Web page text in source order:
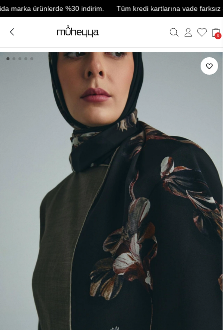
ürünlerde %30 indirim. Tüm kredi kartlarına vade farksız 3
0